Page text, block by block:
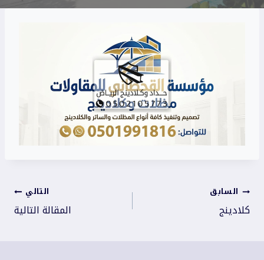
تصفّح
المقالات
السابق
كلادينج
التالي
المقالة التالية